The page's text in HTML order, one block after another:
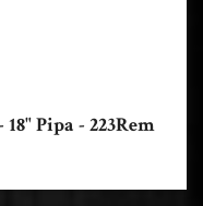
Pipa - 223Rem